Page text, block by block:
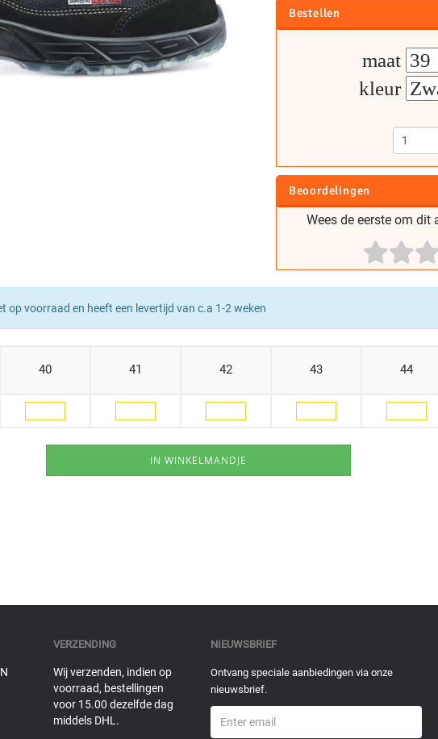
Bestellen
maat
kleur
Beoordelingen
Wees de eerste om dit
op voorraad en heeft een levertijd van c.a 1-2 weken
40 41 42 43 44
VERZENDING
Wij verzenden, indien op
voorraad, bestellingen
voor 15.00 dezelfde dag
middels DHL.
NIEUWSBRIEF
Ontvang speciale aanbiedingen via onze
nieuwsbrief.